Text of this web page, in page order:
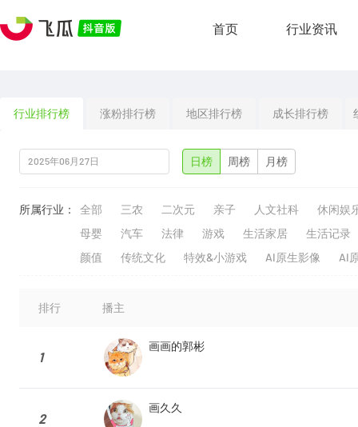
首页 行业资讯
行业排行榜 涨粉排行榜 地区排行榜 成长排行榜
日榜 周榜 月榜
所属行业： 全部 三农 二次元 亲子 人文社科
休闲娱
母婴
汽车 法律 游戏 生活家居
生活记录
颜值
传统文化 特效&小游戏 AI原生影像 AI
排行 播主
1
画画的郭彬
2
画久久